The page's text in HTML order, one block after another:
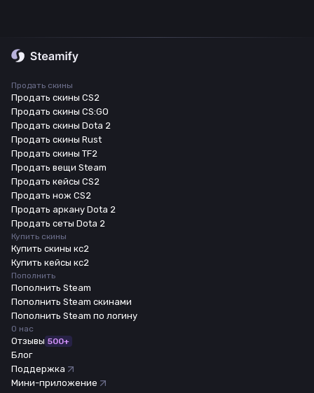
Продать скины
Продать скины CS2
Продать скины CS:GO
Продать скины Dota 2
Продать скины Rust
Продать скины TF2
Продать вещи Steam
Продать кейсы CS2
Продать нож CS2
Продать аркану Dota 2
Продать сеты Dota 2
Купить скины
Купить скины кс2
Купить кейсы кс2
Пополнить
Пополнить Steam
Пополнить Steam скинами
Пополнить Steam по логину
О нас
Отзывы 500+
Блог
Поддержка
Мини-приложение